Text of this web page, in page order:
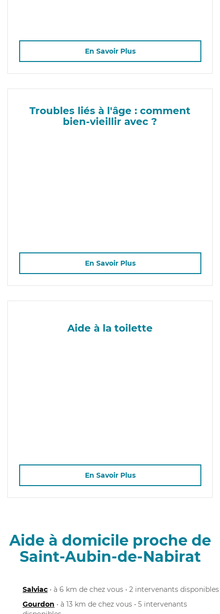
En Savoir Plus
Troubles liés à l'âge : comment
bien-vieillir avec ?
En Savoir Plus
Aide à la toilette
En Savoir Plus
Aide à domicile proche de
Saint-Aubin-de-Nabirat
Salviac • à 6 km de chez vous • 2 intervenants disponibles
Gourdon • à 13 km de chez vous • 5 intervenants